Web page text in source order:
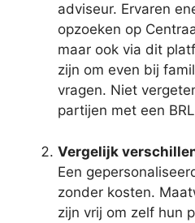
adviseur. Ervaren
opzoeken op
maar ook via dit
zijn om even bij
vragen. Niet
partijen met een
Vergelijk
Een
zonder kosten.
zijn vrij om zelf hun